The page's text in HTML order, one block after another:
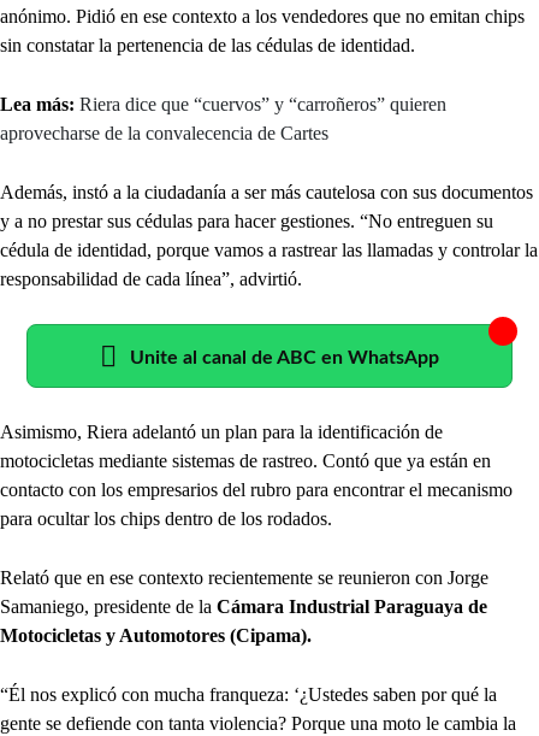
anónimo. Pidió en ese contexto a los vendedores que no emitan chips
sin constatar la pertenencia de las cédulas de identidad.
Lea más: Riera dice que “cuervos” y “carroñeros” quieren
aprovecharse de la convalecencia de Cartes
Además, instó a la ciudadanía a ser más cautelosa con sus documentos
y a no prestar sus cédulas para hacer gestiones. “No entreguen su
cédula de identidad, porque vamos a rastrear las llamadas y controlar la
responsabilidad de cada línea”, advirtió.
Unite al canal de ABC en WhatsApp
Asimismo, Riera adelantó un plan para la identificación de
motocicletas mediante sistemas de rastreo. Contó que ya están en
contacto con los empresarios del rubro para encontrar el mecanismo
para ocultar los chips dentro de los rodados.
Relató que en ese contexto recientemente se reunieron con Jorge
Samaniego, presidente de la Cámara Industrial Paraguaya de
Motocicletas y Automotores (Cipama).
“Él nos explicó con mucha franqueza: ‘¿Ustedes saben por qué la
gente se defiende con tanta violencia? Porque una moto le cambia la